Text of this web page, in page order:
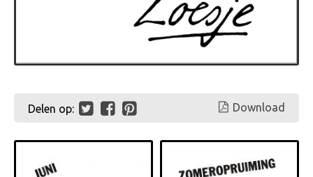
Delen op: Download